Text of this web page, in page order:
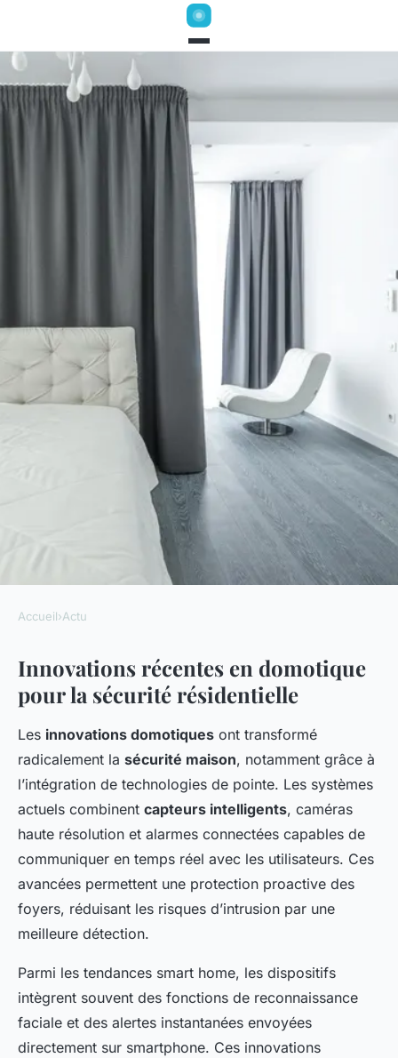
Les dernières avancées en
domotique pour renforcer la
sécurité de votre maison
Lucas • 22 avril 2025 • 5 min de lecture
Accueil›Actu
Innovations récentes en domotique
pour la sécurité résidentielle
Les innovations domotiques ont transformé
radicalement la sécurité maison, notamment grâce à
l’intégration de technologies de pointe. Les systèmes
actuels combinent capteurs intelligents, caméras
haute résolution et alarmes connectées capables de
communiquer en temps réel avec les utilisateurs. Ces
avancées permettent une protection proactive des
foyers, réduisant les risques d’intrusion par une
meilleure détection.
Parmi les tendances smart home, les dispositifs
intègrent souvent des fonctions de reconnaissance
faciale et des alertes instantanées envoyées
directement sur smartphone. Ces innovations